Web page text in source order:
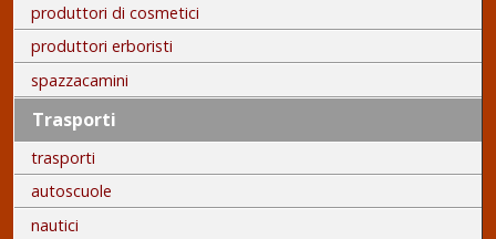
produttori di cosmetici
produttori erboristi
spazzacamini
Trasporti
trasporti
autoscuole
nautici